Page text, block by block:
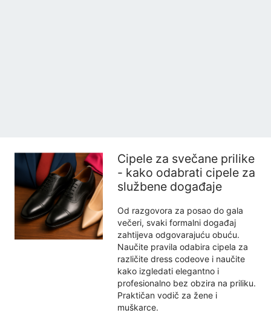
Cipele za svečane prilike
- kako odabrati cipele za
službene događaje
Od razgovora za posao do gala
večeri, svaki formalni događaj
zahtijeva odgovarajuću obuću.
Naučite pravila odabira cipela za
različite dress codeove i naučite
kako izgledati elegantno i
profesionalno bez obzira na priliku.
Praktičan vodič za žene i
muškarce.